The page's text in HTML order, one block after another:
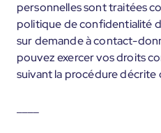
personnelles sont traitées
politique de confidentialité
sur demande à contact-
pouvez exercer vos droits
suivant la procédure décrite